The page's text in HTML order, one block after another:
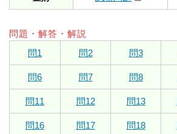
問題・解答・解説
問1
問2 問3
問6 問7 問8
問11 問12 問13
問16 問17 問18